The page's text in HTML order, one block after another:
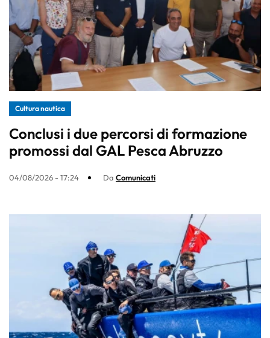
Cultura nautica
Conclusi i due percorsi di formazione
promossi dal GAL Pesca Abruzzo
04/08/2026 - 17:24 Da Comunicati